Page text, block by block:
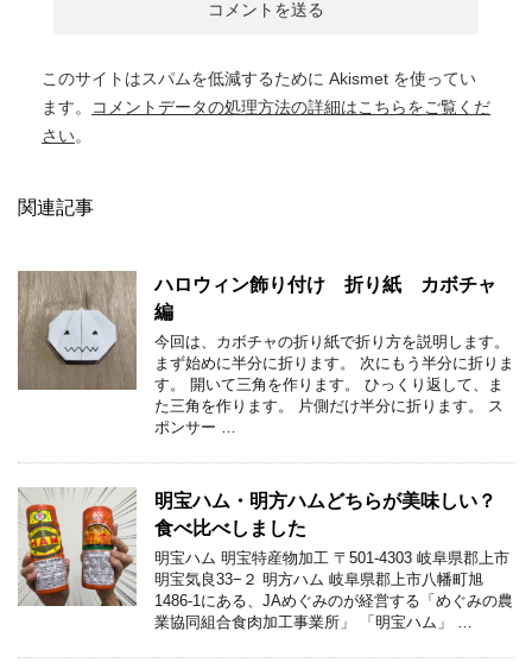
このサイトはスパムを低減するために Akismet を使ってい
ます。
コメントデータの処理方法の詳細はこちらをご覧くだ
さい。
関連記事
ハロウィン飾り付け 折り紙 カボチャ
編
今回は、カボチャの折り紙で折り方を説明します。
まず始めに半分に折ります。 次にもう半分に折りま
す。 開いて三角を作ります。 ひっくり返して、ま
た三角を作ります。 片側だけ半分に折ります。 ス
ポンサー …
明宝ハム・明方ハムどちらが美味しい？
食べ比べしました
明宝ハム 明宝特産物加工 〒501-4303 岐阜県郡上市
明宝気良33−２ 明方ハム 岐阜県郡上市八幡町旭
1486-1にある、JAめぐみのが経営する「めぐみの農
業協同組合食肉加工事業所」 「明宝ハム」 …